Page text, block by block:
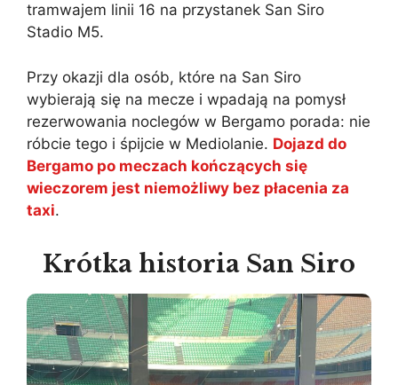
tramwajem linii 16 na przystanek San Siro
Stadio M5.
Przy okazji dla osób, które na San Siro
wybierają się na mecze i wpadają na pomysł
rezerwowania noclegów w Bergamo porada: nie
róbcie tego i śpijcie w Mediolanie. Dojazd do
Bergamo po meczach kończących się
wieczorem jest niemożliwy bez płacenia za
taxi.
Krótka historia San Siro